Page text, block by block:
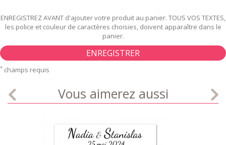
ENREGISTREZ AVANT d'ajouter votre produit au panier. TOUS VOS TEXTES,
les police et couleur de caractères choisies, doivent apparaître dans le
panier.
ENREGISTRER
* champs requis
Vous aimerez aussi